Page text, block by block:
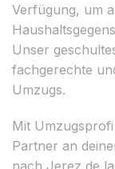
Verfügung, um
Unser
fachgerechte
Umzugs.
Mit
Partner an
nach Jerez de